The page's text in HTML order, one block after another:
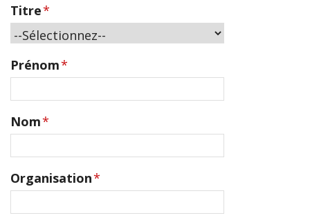
Titre*
Prénom*
Nom*
Organisation*